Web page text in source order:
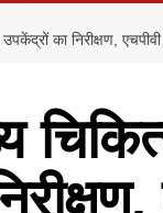
का निरीक्षण, एचपीवी